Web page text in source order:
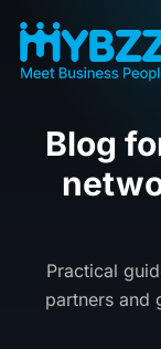
Blog
Practical
partners